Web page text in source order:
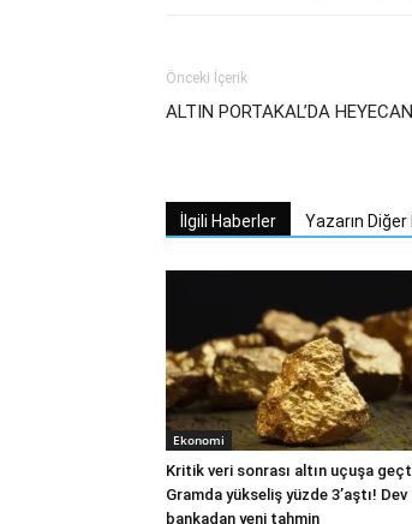
Önceki İçerik
ALTIN PORTAKAL’DA
İlgili Haberler Yazarın
Ekonomi
Kritik veri sonrası altın uçuşa
Gramda yükseliş yüzde 3’aştı! Dev
bankadan yeni tahmin